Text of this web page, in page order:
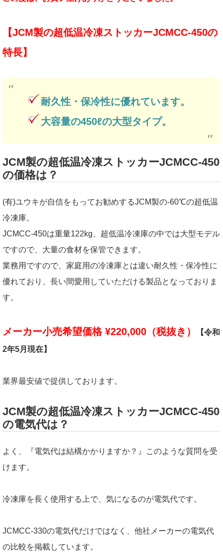
【JCM製の超低温冷凍ストッカーJCMCC-450の
特長】
耐久性・保冷性に優れています。
大容量の450ℓの大型タイプ。
JCM製の超低温冷凍ストッカーJCMCC-450
の価格は？
(有)ユウキが自信をもってお勧めするJCM製の-60℃の超低温
冷凍庫。
JCMCC-450は重量122kg、超低温冷凍庫の中では大型モデル
ですので、大量の食材を保管できます。
業務用ですので、家庭用の冷凍庫とは違い耐久性・保冷性に
優れており、長い間愛用していただける製品となっておりま
す。
メーカー小売希望価格 ¥220,000（税抜き）
【令和
2年5月現在】
業界最安値で提供しております。
JCM製の超低温冷凍ストッカーJCMCC-450
の電気代は？
よく、『電気代は結構かかりますか？』このような質問を受
けます。
冷凍庫を長く使用する上で、気になるのが電気代です。
JCMCC-330の電気代だけではなく、他社メーカーの電気代
の比較を掲載しています。